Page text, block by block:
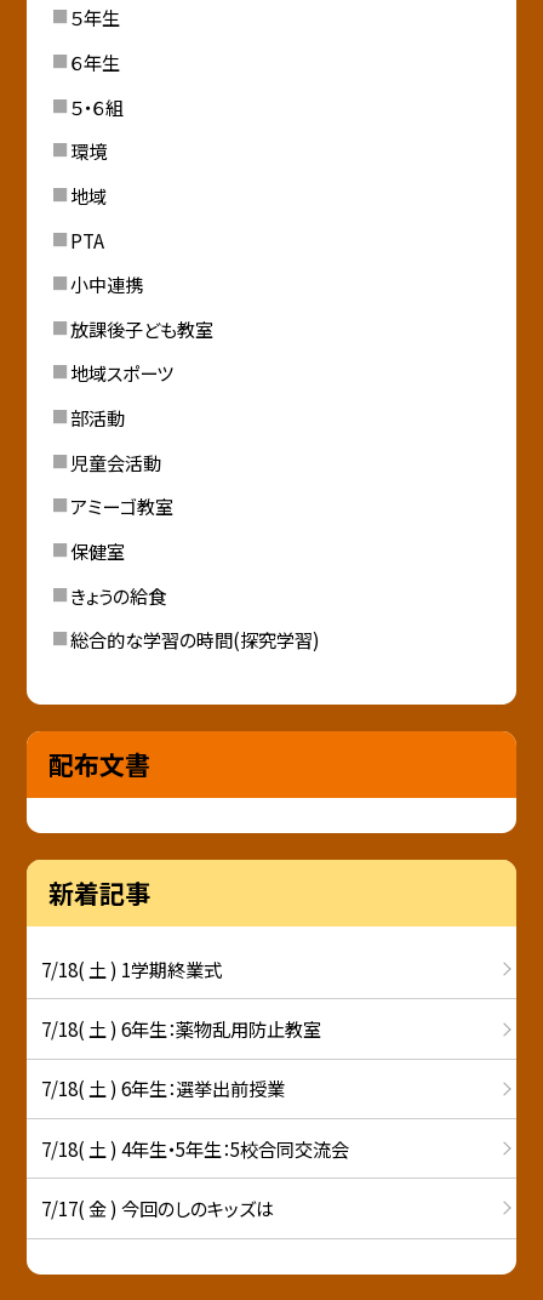
５年生
６年生
５・６組
環境
地域
PTA
小中連携
放課後子ども教室
地域スポーツ
部活動
児童会活動
アミーゴ教室
保健室
きょうの給食
総合的な学習の時間(探究学習)
配布文書
新着記事
7/18( 土 ) 1学期終業式
7/18( 土 ) 6年生：薬物乱用防止教室
7/18( 土 ) 6年生：選挙出前授業
7/18( 土 ) 4年生・5年生：5校合同交流会
7/17( 金 ) 今回のしのキッズは